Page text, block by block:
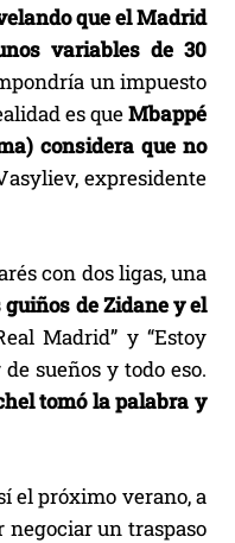
que el Madrid
variables de 30
un impuesto
es queMbappé
considera que no
expresidente
con dos ligas, una
de Zidane y el
Madrid” y “Estoy
sueños y todo eso.
tomó la palabra y
el próximo verano, a
negociar un traspaso